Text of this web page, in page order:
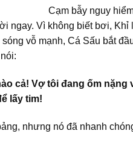
Cạm bẫy nguy
ngay. Vì không biết bơi,
vỗ mạnh, Cá Sấu bắt
cả! Vợ tôi đang ốm nặng
lấy tim!
nhưng nó đã nhanh